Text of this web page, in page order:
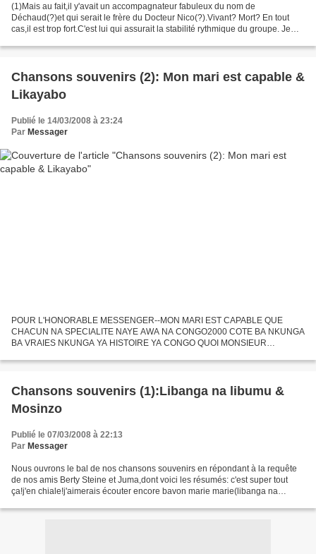
(1)Mais au fait,il y'avait un accompagnateur fabuleux du nom de
Déchaud(?)et qui serait le frère du Docteur Nico(?).Vivant? Mort? En tout
cas,il est trop fort.C'est lui qui assurait la stabilité rythmique du groupe. Je
Chansons souvenirs (2): Mon mari est capable &
Likayabo
Publié le 14/03/2008 à 23:24
Par Messager
POUR L'HONORABLE MESSENGER--MON MARI EST CAPABLE QUE
CHACUN NA SPECIALITE NAYE AWA NA CONGO2000 COTE BA NKUNGA
BA VRAIES NKUNGA YA HISTOIRE YA CONGO QUOI MONSIEUR
OLUKELA NGA NZEMBO OYO STP EZA CHANSON...
Chansons souvenirs (1):Libanga na libumu &
Mosinzo
Publié le 07/03/2008 à 22:13
Par Messager
Nous ouvrons le bal de nos chansons souvenirs en répondant à la requête
de nos amis Berty Steine et Juma,dont voici les résumés: c'est super tout
ça!j'en chiale!j'aimerais écouter encore bavon marie marie(libanga na